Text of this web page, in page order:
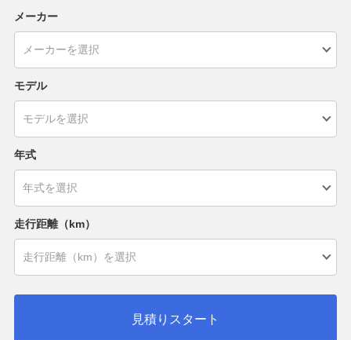
メーカー
モデル
年式
走行距離（km）
見積りスタート